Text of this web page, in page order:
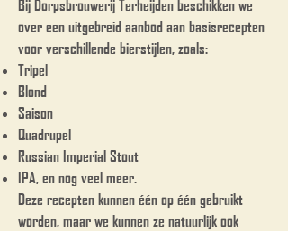
Bij Dorpsbrouwerij Terheijden beschikken we
over een uitgebreid aanbod aan basisrecepten
voor verschillende bierstijlen, zoals:
Tripel
Blond
Saison
Quadrupel
Russian Imperial Stout
IPA, en nog veel meer.
Deze recepten kunnen één op één gebruikt
worden, maar we kunnen ze natuurlijk ook